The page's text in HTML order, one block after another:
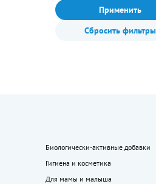
Применить
Сбросить фильтры
Биологически-активные добавки
Гигиена и косметика
Для мамы и малыша